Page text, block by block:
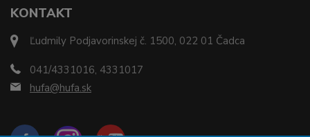
KONTAKT
Ľudmily Podjavorinskej č. 1500, 022 01 Čadca
041/4331016, 4331017
hufa@hufa.sk